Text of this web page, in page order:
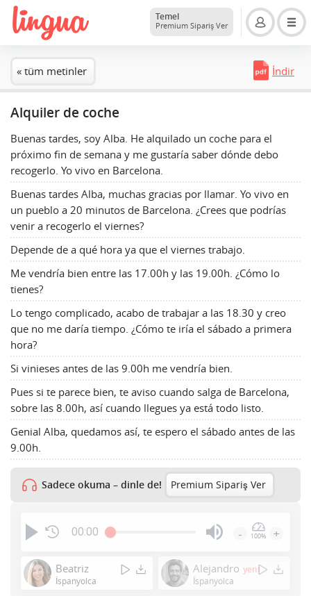
Temel
Premium Sipariş Ver
« tüm metinler İndir
Alquiler de coche
Buenas tardes, soy Alba. He alquilado un coche para el
próximo fin de semana y me gustaría saber dónde debo
recogerlo. Yo vivo en Barcelona.
Buenas tardes Alba, muchas gracias por llamar. Yo vivo en
un pueblo a 20 minutos de Barcelona. ¿Crees que podrías
venir a recogerlo el viernes?
Depende de a qué hora ya que el viernes trabajo.
Me vendría bien entre las 17.00h y las 19.00h. ¿Cómo lo
tienes?
Lo tengo complicado, acabo de trabajar a las 18.30 y creo
que no me daría tiempo. ¿Cómo te iría el sábado a primera
hora?
Si vinieses antes de las 9.00h me vendría bien.
Pues si te parece bien, te aviso cuando salga de Barcelona,
sobre las 8.00h, así cuando llegues ya está todo listo.
Genial Alba, quedamos así, te espero el sábado antes de las
9.00h.
Sadece okuma – dinle de! Premium Sipariş Ver
00:00
Enter
or
- 100% +
Beatriz
İspanyolca
Alejandro yeni
İspanyolca